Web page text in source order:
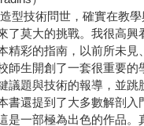
造型技術問世，確實在教
了莫大的挑戰。我很高興
精彩的指南，以前所未見
師生開創了一套很重要的
議題與技術的報導，並跳
書還提到了大多數解剖入
是一部極為出色的作品。